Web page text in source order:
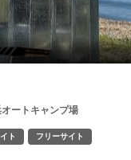
ートキャンプ場
ト フリーサイト